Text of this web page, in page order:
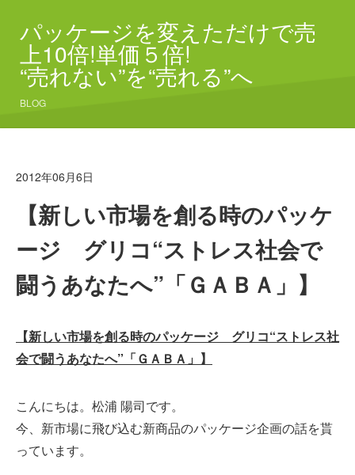
パッケージを変えただけで売
上10倍!単価５倍!
“売れない”を“売れる”へ
BLOG
2012年06月6日
【新しい市場を創る時のパッケ
ージ グリコ“ストレス社会で
闘うあなたへ”「ＧＡＢＡ」】
【新しい市場を創る時のパッケージ グリコ“ストレス社
会で闘うあなたへ”「ＧＡＢＡ」】
こんにちは。松浦 陽司です。
今、新市場に飛び込む新商品のパッケージ企画の話を貰
っています。